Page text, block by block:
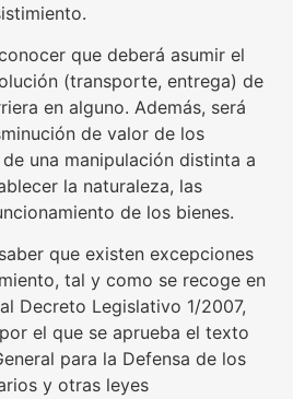
que deberá asumir el
(transporte, entrega) de
en alguno. Además, será
de valor de los
una manipulación distinta a
la naturaleza, las
de los bienes.
que existen excepciones
tal y como se recoge en
Decreto Legislativo 1/2007,
el que se aprueba el texto
para la Defensa de los
y otras leyes